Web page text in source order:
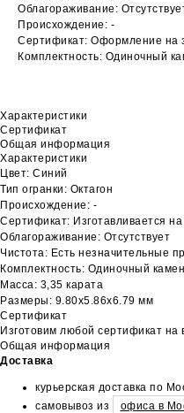
Облагораживание:
Происхождение: -
Сертификат: Оформление на
Комплектность: Одиночный
Характеристики
Сертификат
Общая информация
Характеристики
Цвет: Синий
Тип огранки: Октагон
Происхождение: -
Сертификат: Изготавливается на
Облагораживание: Отсутствует
Чистота: Есть незначительные
Комплектность: Одиночный
Масса: 3,35 карата
Размеры: 9.80х5.86х6.79 мм
Сертификат
Изготовим любой сертификат на
Общая информация
Доставка
курьерская доставка по
самовывоз из
офиса в